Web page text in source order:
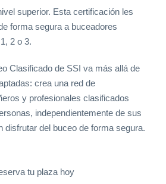
superior. Esta certificación les
forma segura a buceadores
2 o 3.
Clasificado de SSI va más allá de
crea una red de
y profesionales clasificados
independientemente de sus
disfrutar del buceo de forma segura.
tu plaza hoy